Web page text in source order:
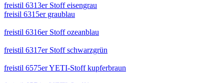
freistil 6313er Stoff eisengrau
freisil 6315er graublau
freistil 6316er Stoff ozeanblau
freistil 6317er Stoff schwarzgrün
freistil 6575er YETI-Stoff kupferbraun